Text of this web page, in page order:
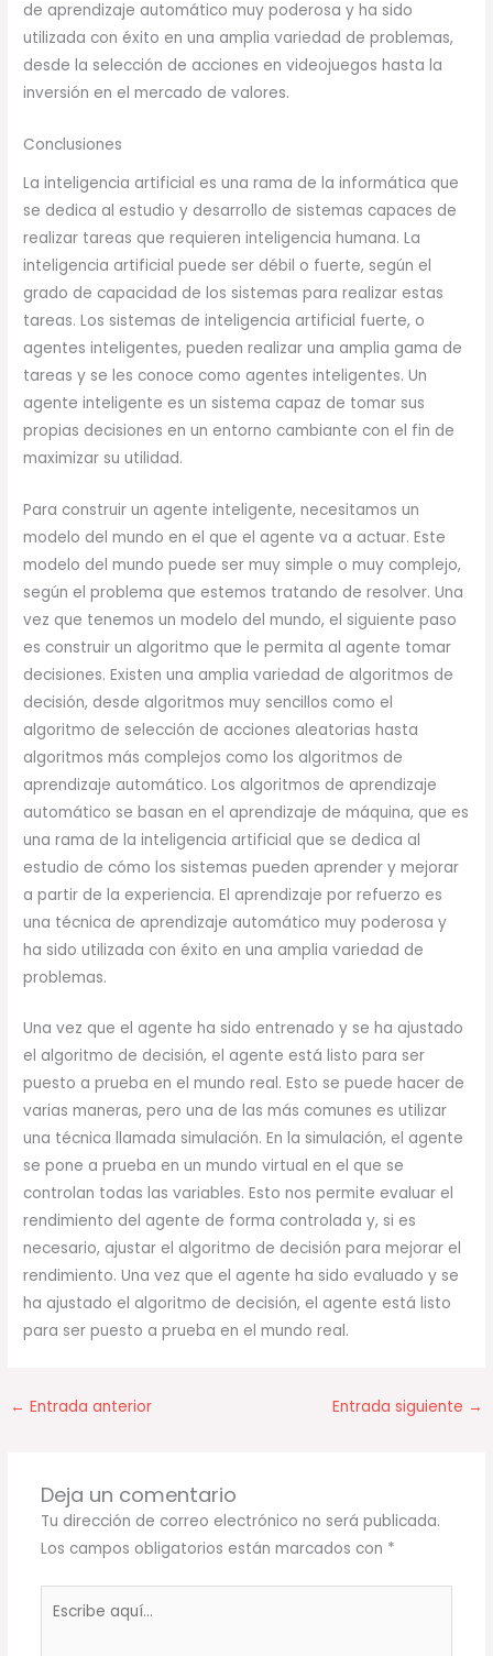
de aprendizaje automático muy poderosa y ha sido
utilizada con éxito en una amplia variedad de problemas,
desde la selección de acciones en videojuegos hasta la
inversión en el mercado de valores.
Conclusiones
La inteligencia artificial es una rama de la informática que
se dedica al estudio y desarrollo de sistemas capaces de
realizar tareas que requieren inteligencia humana. La
inteligencia artificial puede ser débil o fuerte, según el
grado de capacidad de los sistemas para realizar estas
tareas. Los sistemas de inteligencia artificial fuerte, o
agentes inteligentes, pueden realizar una amplia gama de
tareas y se les conoce como agentes inteligentes. Un
agente inteligente es un sistema capaz de tomar sus
propias decisiones en un entorno cambiante con el fin de
maximizar su utilidad.
Para construir un agente inteligente, necesitamos un
modelo del mundo en el que el agente va a actuar. Este
modelo del mundo puede ser muy simple o muy complejo,
según el problema que estemos tratando de resolver. Una
vez que tenemos un modelo del mundo, el siguiente paso
es construir un algoritmo que le permita al agente tomar
decisiones. Existen una amplia variedad de algoritmos de
decisión, desde algoritmos muy sencillos como el
algoritmo de selección de acciones aleatorias hasta
algoritmos más complejos como los algoritmos de
aprendizaje automático. Los algoritmos de aprendizaje
automático se basan en el aprendizaje de máquina, que es
una rama de la inteligencia artificial que se dedica al
estudio de cómo los sistemas pueden aprender y mejorar
a partir de la experiencia. El aprendizaje por refuerzo es
una técnica de aprendizaje automático muy poderosa y
ha sido utilizada con éxito en una amplia variedad de
problemas.
Una vez que el agente ha sido entrenado y se ha ajustado
el algoritmo de decisión, el agente está listo para ser
puesto a prueba en el mundo real. Esto se puede hacer de
varias maneras, pero una de las más comunes es utilizar
una técnica llamada simulación. En la simulación, el agente
se pone a prueba en un mundo virtual en el que se
controlan todas las variables. Esto nos permite evaluar el
rendimiento del agente de forma controlada y, si es
necesario, ajustar el algoritmo de decisión para mejorar el
rendimiento. Una vez que el agente ha sido evaluado y se
ha ajustado el algoritmo de decisión, el agente está listo
para ser puesto a prueba en el mundo real.
← Entrada anterior Entrada siguiente →
Deja un comentario
Tu dirección de correo electrónico no será publicada.
Los campos obligatorios están marcados con *